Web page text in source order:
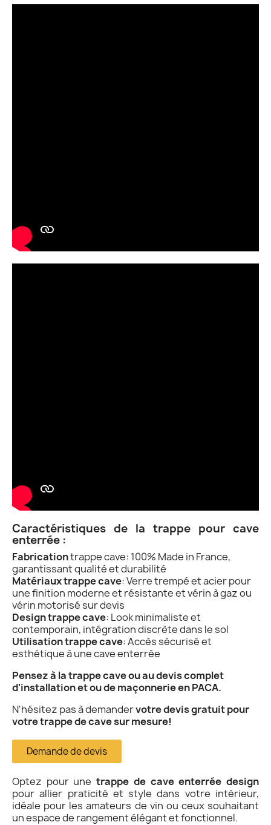
Caractéristiques de la trappe pour cave
enterrée :
Fabricationtrappe cave: 100% Made in France,
garantissant qualité et durabilité
Matériauxtrappe cave: Verre trempé et acier pour
une finition moderne et résistante et vérin à gaz ou
vérin motorisé sur devis
Designtrappe cave: Look minimaliste et
contemporain, intégration discrète dans le sol
Utilisationtrappe cave: Accès sécurisé et
esthétique à une cave enterrée
Pensez à la trappe cave ou au devis complet
d'installation et ou de maçonnerie en PACA.
N'hésitez pas à demandervotre devis gratuit pour
votre trappe de cave sur mesure!
Demande de devis
Optez pour unetrappe de cave enterrée design
pour allier praticité et style dans votre intérieur,
idéale pour les amateurs de vin ou ceux souhaitant
un espace de rangement élégant et fonctionnel.